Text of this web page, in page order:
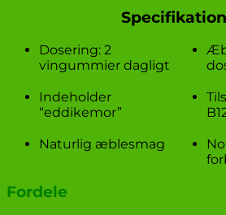
Dosering: 2
vingummier dagligt
Indeholder
“eddikemor”
Naturlig æblesmag
Fordele